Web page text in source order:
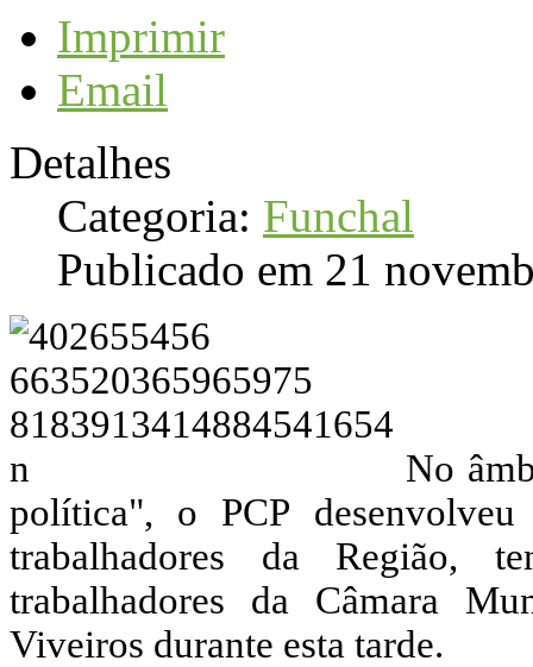
Imprimir
Email
Detalhes
Categoria: Funchal
Publicado em 21
No
política", o PCP
trabalhadores da Região,
trabalhadores da Câmara
Viveiros durante esta tarde.